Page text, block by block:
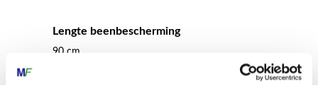
Lengte beenbescherming
90 cm